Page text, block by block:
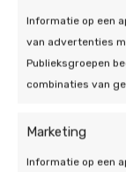
Informatie op een
van advertenties
Publieksgroepen
combinaties van
Marketing
Informatie op een
Is uw
voor